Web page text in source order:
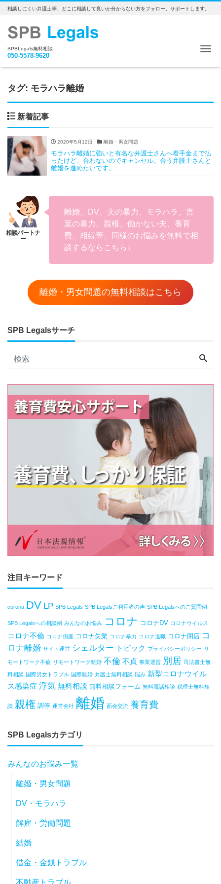
相談しにくい弁護士等、どこに相談して良いか分からない方をフォロー、サポートします。
SPBLegals無料相談
050-5578-9620
タグ: モラハラ離婚
新着記事
2020年5月12日 離婚・男女問題
モラハラ離婚に強いと有名な弁護士さんへ着手金まで払
ったけど、合わないのでキャンセル。合う弁護士さんと
離婚を進めたいです。
離婚、DV、夫の暴力、モラハラ、言
葉の暴力、親権、働かない夫、養育
費、相続等、同様のお悩みを無料で相
談するならこちら↓
離婚・男女問題の無料相談はこちら
SPB Legalsサーチ
注目キーワード
corona DV LP SPB Legals SPB Legalsご利用者の声 SPB Legalsへのご質問例
SPB Legalsへの相談例 みんなのお悩み コロナ コロナDV コロナウイルス
コロナ不倫 コロナ倒産 コロナ失業 コロナ暴力 コロナ退職 コロナ閉店 コ
ロナ離婚 サイト運営 シェルター トピック プライバシーポリシー リ
モートワーク不倫 リモートワーク離婚 不倫 不貞 事業運営 別居 司法書士無
料相談 国際男女トラブル 国際離婚 弁護士無料相談 悩み 新型コロナウイル
ス感染症 浮気 無料相談 無料相談フォーム 無料電話相談 税理士無料相
談 親権 調停 運営会社 離婚 面会交流 養育費
SPB Legalsカテゴリ
みんなのお悩み一覧
離婚・男女問題
DV・モラハラ
解雇・労働問題
結婚
借金・金銭トラブル
不動産トラブル